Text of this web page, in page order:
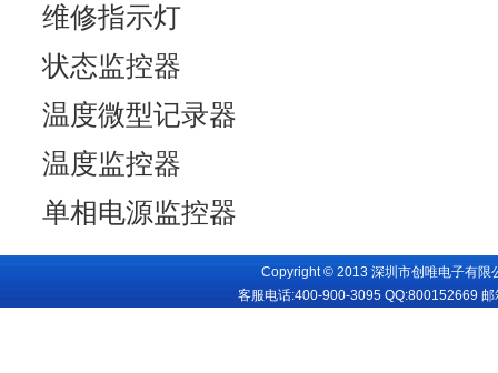
维修指示灯
状态监控器
温度微型记录器
温度监控器
单相电源监控器
Copyright © 2013 深圳市创唯电子有限
客服电话:400-900-3095 QQ:800152669 邮